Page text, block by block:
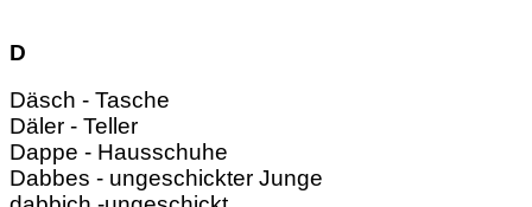
D
Däsch - Tasche
Däler - Teller
Dappe - Hausschuhe
Dabbes - ungeschickter Junge